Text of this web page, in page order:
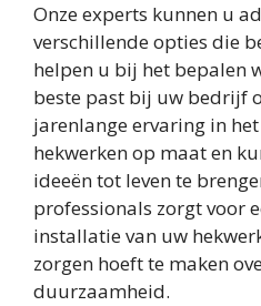
Onze experts kunnen u
verschillende opties die
helpen u bij het bepalen
beste past bij uw bedrijf
jarenlange ervaring in
hekwerken op maat en
ideeën tot leven te
professionals zorgt voor
installatie van uw
zorgen hoeft te maken
duurzaamheid.